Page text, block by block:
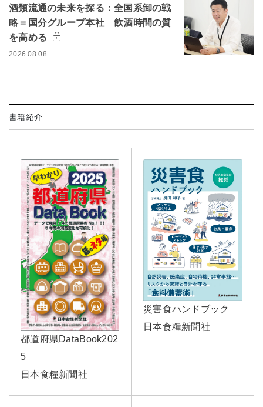
酒類流通の未来を探る：全国系卸の戦
略＝国分グループ本社 飲酒時間の質
を高める
2026.08.08
書籍紹介
都道府県DataBook202
5
日本食糧新聞社
災害食ハンドブック
日本食糧新聞社